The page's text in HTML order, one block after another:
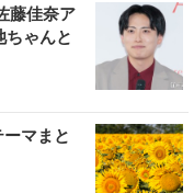
藤佳奈ア
ゃんと
マまと